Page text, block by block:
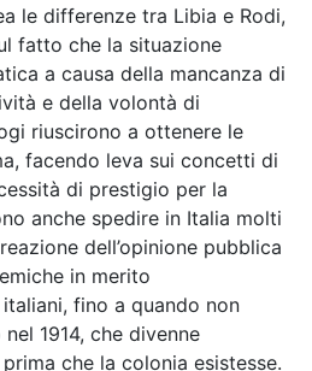
le differenze tra Libia e Rodi,
fatto che la situazione
a causa della mancanza di
e della volontà di
riuscirono a ottenere le
facendo leva sui concetti di
di prestigio per la
anche spedire in Italia molti
dell’opinione pubblica
in merito
fino a quando non
1914, che divenne
che la colonia esistesse.